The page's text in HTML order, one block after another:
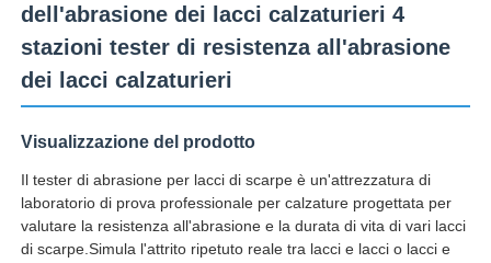
Prodotti
Chi siamo
dell'abrasione dei lacci calzaturieri 4
stazioni tester di resistenza all'abrasione
dei lacci calzaturieri
Visualizzazione del prodotto
Il tester di abrasione per lacci di scarpe è un'attrezzatura di
laboratorio di prova professionale per calzature progettata per
valutare la resistenza all'abrasione e la durata di vita di vari lacci
di scarpe.Simula l'attrito ripetuto reale tra lacci e lacci o lacci e